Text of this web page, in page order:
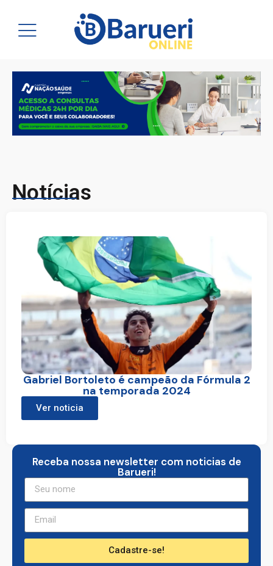
Notícias
Gabriel Bortoleto é campeão da Fórmula 2
na temporada 2024
Ver noticia
Receba nossa newsletter com noticias de
Barueri!
Cadastre-se!